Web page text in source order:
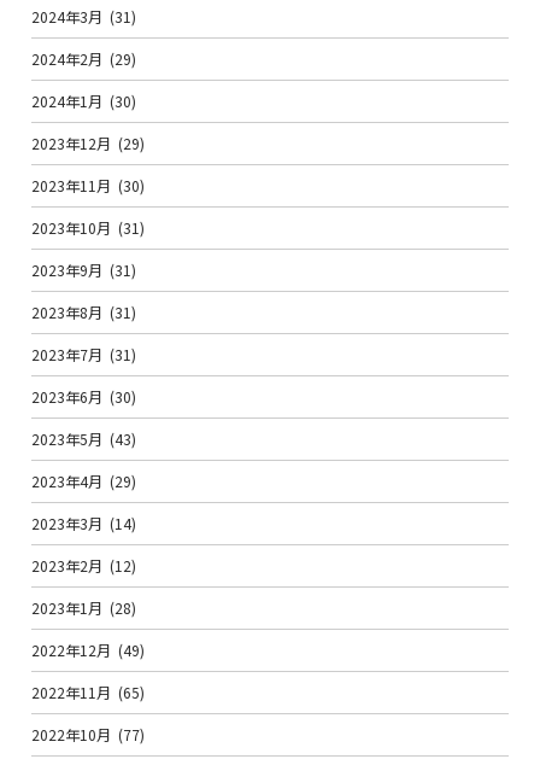
2024年3月 (31)
2024年2月 (29)
2024年1月 (30)
2023年12月 (29)
2023年11月 (30)
2023年10月 (31)
2023年9月 (31)
2023年8月 (31)
2023年7月 (31)
2023年6月 (30)
2023年5月 (43)
2023年4月 (29)
2023年3月 (14)
2023年2月 (12)
2023年1月 (28)
2022年12月 (49)
2022年11月 (65)
2022年10月 (77)